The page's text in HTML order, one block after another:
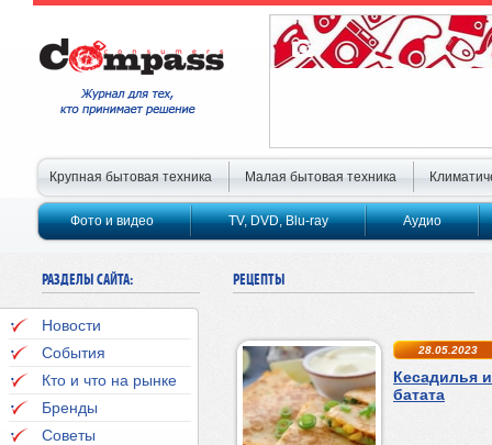
РАЗДЕЛЫ САЙТА:
Новости
События
Кто и что на рынке
Бренды
Советы
РЕЦЕПТЫ
28.05.2023
Кесадилья
батата
Крупная бытовая техника Малая бытовая техника
Фото и видео TV, DVD, Blu-ray Аудио